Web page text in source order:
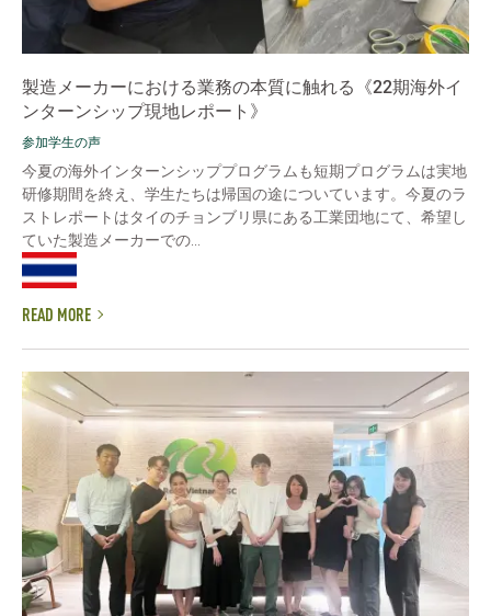
製造メーカーにおける業務の本質に触れる《22期海外イ
ンターンシップ現地レポート》
参加学生の声
今夏の海外インターンシッププログラムも短期プログラムは実地
研修期間を終え、学生たちは帰国の途についています。今夏のラ
ストレポートはタイのチョンブリ県にある工業団地にて、希望し
ていた製造メーカーでの...
READ MORE